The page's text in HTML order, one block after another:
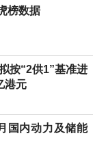
榜数据
按“2供1”基准进
港元
国内动力及储能